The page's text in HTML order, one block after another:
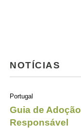
NOTÍCIAS
Portugal
Guia de Adoção
Responsável